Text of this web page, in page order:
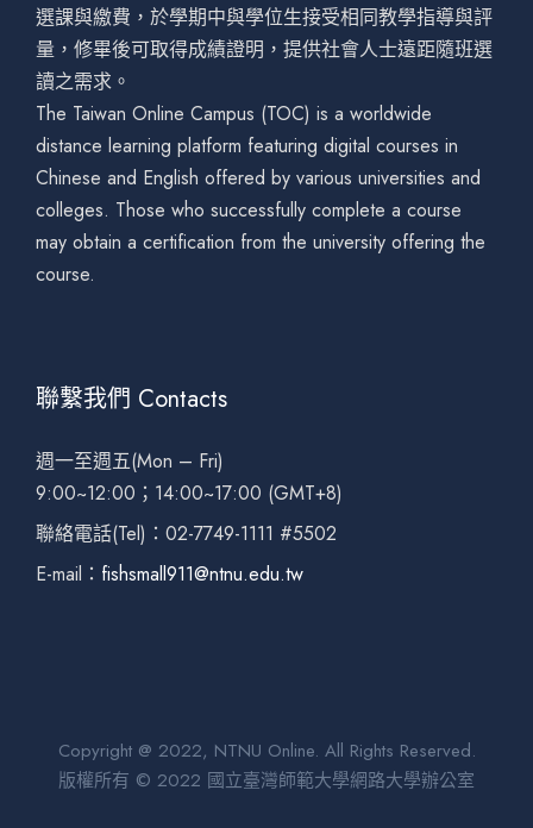
選課與繳費，於學期中與學位生接受相同教學指導與評
量，修畢後可取得成績證明，提供社會人士遠距隨班選
讀之需求。
The Taiwan Online Campus (TOC) is a worldwide
distance learning platform featuring digital courses in
Chinese and English offered by various universities and
colleges. Those who successfully complete a course
may obtain a certification from the university offering the
course.
聯繫我們 Contacts
週一至週五(Mon – Fri)
9:00~12:00；14:00~17:00 (GMT+8)
聯絡電話(Tel)：02-7749-1111 #5502
E-mail： fishsmall911@ntnu.edu.tw
Copyright @ 2022, NTNU Online. All Rights Reserved.
版權所有 © 2022 國立臺灣師範大學網路大學辦公室